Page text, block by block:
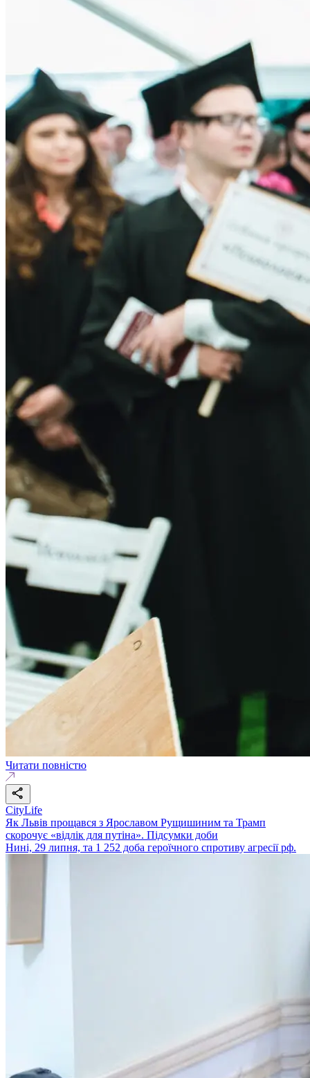
Читати повністю
CityLife
Як Львів прощався з Ярославом Рущишиним та Трамп
скорочує «відлік для путіна». Підсумки доби
Нині, 29 липня, та 1 252 доба героїчного спротиву агресії рф.